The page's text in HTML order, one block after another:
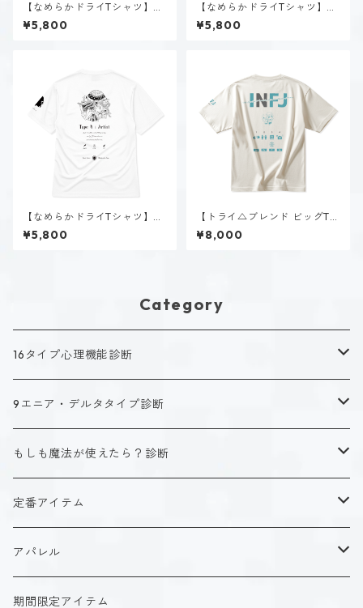
【なめらかドライTシャツ】タ
イプ３-求める人（ホーリー）
｜ホワイト
¥5,800
【なめらかドライTシャツ】タ
イプ９-慈しむ人（ホーリー）
｜ホワイト
¥5,800
【なめらかドライTシャツ】タ
イプ４-感じる人（ホーリー）
｜ホワイト
¥5,800
【トライ△ブレンド ビッグTシ
ャツ】神道 いのり（INFJ）｜
ヴィンテージオフホワイト
¥8,000
Category
16タイプ心理機能診断
キャラクタータイプ
ISTJ（新田 理央）
ISFJ（花園 明日香）
定番アイテム
アクリルストラップ
アクリルスタンド
9エニア・デルタタイプ診断
キャラクタータイプ
タイプ１-正す人
タイプ２-助ける人
ホーリーデザイン
ダークデザイン
定番アイテム
もしも魔法が使えたら？診断
魔法スタイル
生命魔法~Vitality~
自然魔法~Elemental~
αシリーズ
βシリーズ
定番アイテム
アクリルストラップ
アクリルスタンド
アパレル
Tシャツ
期間限定アイテム